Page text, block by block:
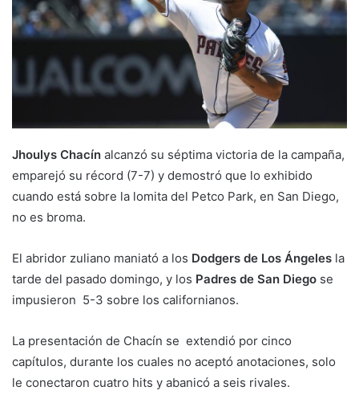
Jhoulys Chacín alcanzó su séptima victoria de la campaña,
emparejó su récord (7-7) y demostró que lo exhibido
cuando está sobre la lomita del Petco Park, en San Diego,
no es broma.
El abridor zuliano maniató a los Dodgers de Los Ángeles la
tarde del pasado domingo, y los Padres de San Diego se
impusieron 5-3 sobre los californianos.
La presentación de Chacín se extendió por cinco
capítulos, durante los cuales no aceptó anotaciones, solo
le conectaron cuatro hits y abanicó a seis rivales.